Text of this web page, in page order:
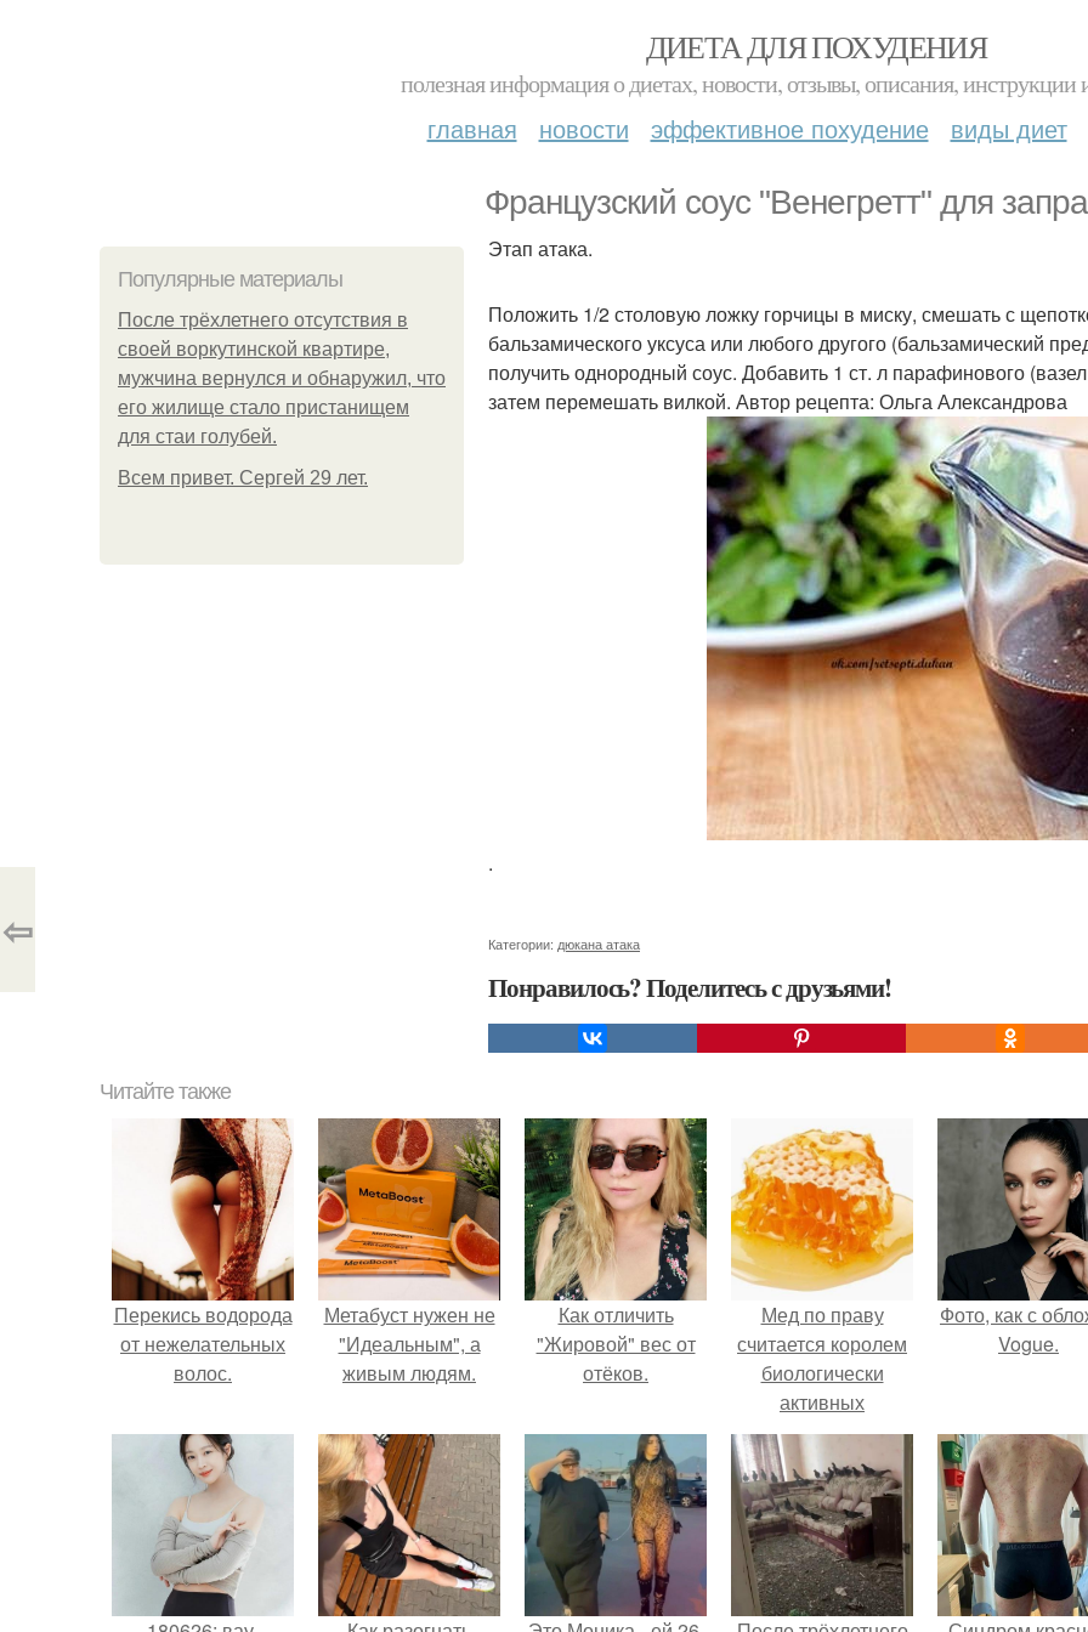
ДИЕТА ДЛЯ ПОХУДЕНИЯ
полезная информация о диетах, новости, отзывы, описания, инструкции
главная новости эффективное похудение виды диет
Французский соус "Венегретт" для
Популярные материалы
После трёхлетнего отсутствия в
своей воркутинской квартире,
мужчина вернулся и обнаружил, что
его жилище стало пристанищем
для стаи голубей.
Всем привет. Сергей 29 лет.
Этап атака.
Положить 1/2 столовую ложку горчицы в миску, смешать с
бальзамического уксуса или любого другого (бальзамический
получить однородный соус. Добавить 1 ст. л парафинового
затем перемешать вилкой. Автор рецепта: Ольга Александрова
.
Категории: дюкана атака
Понравилось? Поделитесь с друзьями!
⇦
Читайте также
Перекись водорода
от нежелательных
волос.
Метабуст нужен не
"Идеальным", а
живым людям.
Как отличить
"Жировой" вес от
отёков.
Мед по праву
считается королем
биологически
активных
продуктов.
Фото, как с
Vogue.